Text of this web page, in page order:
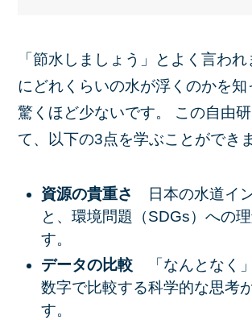
「節水しましょう」とよく言わ
にどれくらいの水が浮くのかを知
驚くほど少ないです。 この自由
て、以下の3点を学ぶことができ
資源の貴重さ
日本の水道イ
と、環境問題（SDGs）への
す。
データの比較
「なんとなく
数字で比較する科学的な思考
す。